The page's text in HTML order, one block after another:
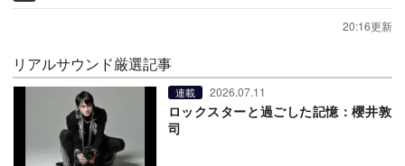
20:16更新
リアルサウンド厳選記事
連載 2026.07.11
ロックスターと過ごした記憶：櫻井敦
司